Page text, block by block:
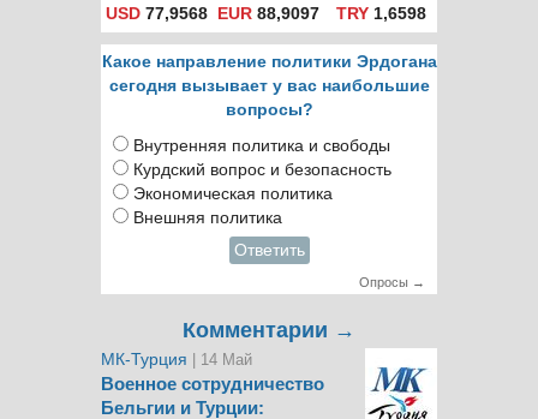
USD 77,9568 EUR 88,9097 TRY1,6598
Какое направление политики Эрдогана
сегодня вызывает у вас наибольшие
вопросы?
Внутренняя политика и свободы
Курдский вопрос и безопасность
Экономическая политика
Внешняя политика
Ответить
Опросы →
Комментарии →
МК-Турция | 14 Май
Военное сотрудничество
Бельгии и Турции: